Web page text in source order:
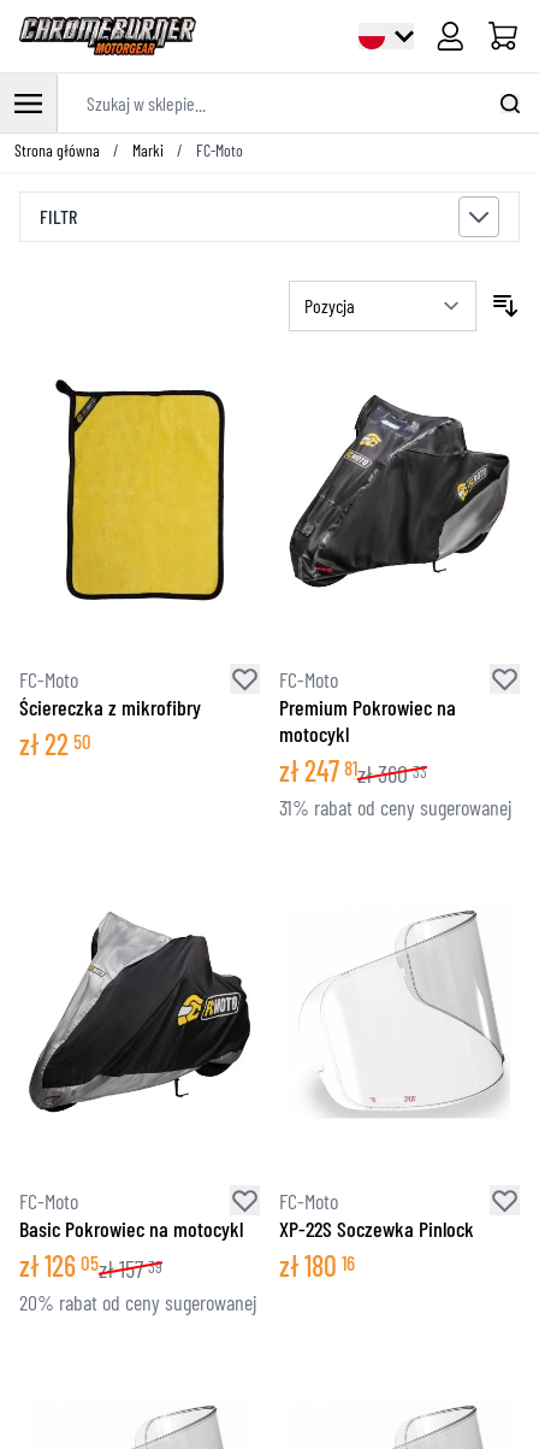
Cart
Przejdź do treści
Strona główna / Marki / FC-Moto
FILTR
FC-Moto
Ściereczka z mikrofibry
zł22 50
FC-Moto
Premium Pokrowiec na
motocykl
zł247 81zł360 33
31% rabat od ceny sugerowanej
FC-Moto
Basic Pokrowiec na motocykl
zł126 05zł157 39
20% rabat od ceny sugerowanej
FC-Moto
XP-22S Soczewka Pinlock
zł180 16